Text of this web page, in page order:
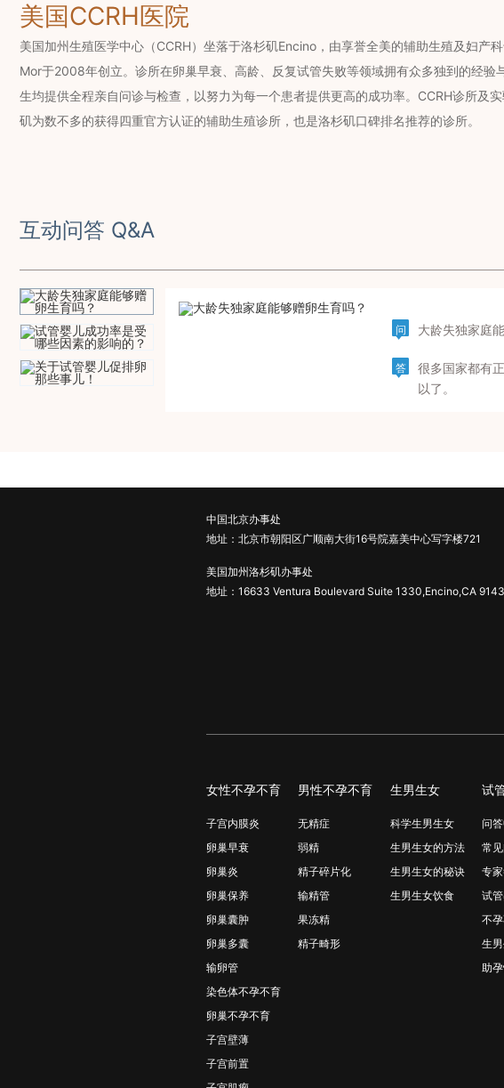
美国CCRH医院
美国加州生殖医学中心（CCRH）坐落于洛杉矶Encino，由享誉全美的辅助生殖及妇产
Mor于2008年创立。诊所在卵巢早衰、高龄、反复试管失败等领域拥有众多独到的经验
生均提供全程亲自问诊与检查，以努力为每一个患者提供更高的成功率。CCRH诊所及
矶为数不多的获得四重官方认证的辅助生殖诊所，也是洛杉矶口碑排名推荐的诊所。
互动问答 Q&A
问 大龄失独家庭
答
很多国家都有
以了。
中国北京办事处
地址：北京市朝阳区广顺南大街16号院嘉美中心写字楼721
美国加州洛杉矶办事处
地址：16633 Ventura Boulevard Suite 1330,Encino,CA
女性不孕不育
子宫内膜炎
卵巢早衰
卵巢炎
卵巢保养
卵巢囊肿
卵巢多囊
输卵管
染色体不孕不育
卵巢不孕不育
子宫壁薄
子宫前置
男性不孕不育
无精症
弱精
精子碎片化
输精管
果冻精
精子畸形
生男生女
科学生男生女
生男生女的方法
生男生女的秘诀
生男生女饮食
试
问
常
专
试
不
生
助